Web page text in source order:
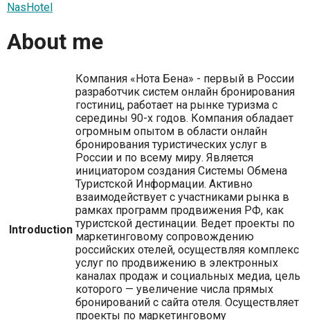
NasHotel
About me
Introduction
Компания «Нота Бена» - первый в России
разработчик систем онлайн бронирования
гостиниц, работает на рынке туризма с
середины 90-х годов. Компания обладает
огромным опытом в области онлайн
бронирования туристических услуг в
России и по всему миру. Является
инициатором создания Системы Обмена
Туристской Информации. Активно
взаимодействует с участниками рынка в
рамках программ продвижения РФ, как
туристской дестинации. Ведет проекты по
маркетинговому сопровождению
российских отелей, осуществляя комплекс
услуг по продвижению в электронных
каналах продаж и социальных медиа, цель
которого — увеличение числа прямых
бронирований с сайта отеля. Осуществляет
проекты по маркетинговому